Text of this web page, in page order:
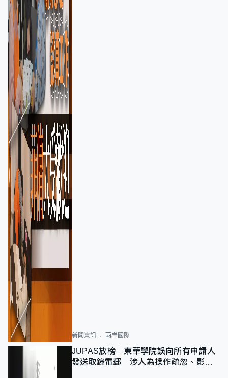
新聞資訊 兩岸國際
JUPAS放榜｜東華學院誤向所有申請人
發送取錄電郵 涉人為操作疏忽、影響